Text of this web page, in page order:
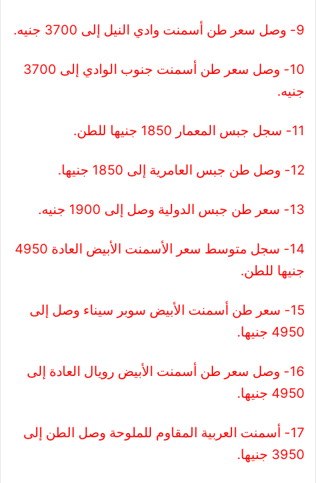
9- وصل سعر طن أسمنت وادي النيل إلى 3700 جنيه.
10- وصل سعر طن أسمنت جنوب الوادي إلى 3700
جنيه.
11- سجل جبس المعمار 1850 جنيها للطن.
12- وصل طن جبس العامرية إلى 1850 جنيها.
13- سعر طن جبس الدولية وصل إلى 1900 جنيه.
14- سجل متوسط سعر الأسمنت الأبيض العادة 4950
جنيها للطن.
15- سعر طن أسمنت الأبيض سوبر سيناء وصل إلى
4950 جنيها.
16- وصل سعر طن أسمنت الأبيض رويال العادة إلى
4950 جنيها.
17- أسمنت العربية المقاوم للملوحة وصل الطن إلى
3950 جنيها.